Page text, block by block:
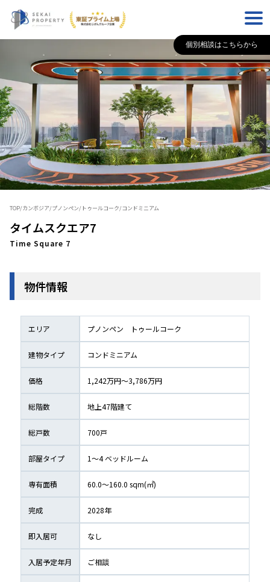
個別相談はこちらから
TOP/カンボジア/プノンペン/ トゥールコーク/コンドミニアム
タイムスクエア7
Time Square 7
物件情報
エリア プノンペン トゥールコーク
建物タイプ コンドミニアム
価格 1,242万円〜3,786万円
総階数 地上47階建て
総戸数 700戸
部屋タイプ 1〜4 ベッドルーム
専有面積 60.0〜160.0 sqm(㎡)
完成 2028年
即入居可 なし
入居予定年月 ご相談